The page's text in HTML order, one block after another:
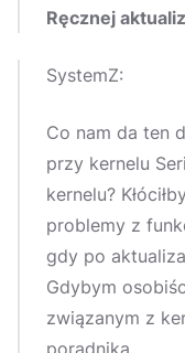
Ręcznej
SystemZ:
Co nam da ten
przy kernelu
kernelu?
problemy z
gdy po
Gdybym
związanym z